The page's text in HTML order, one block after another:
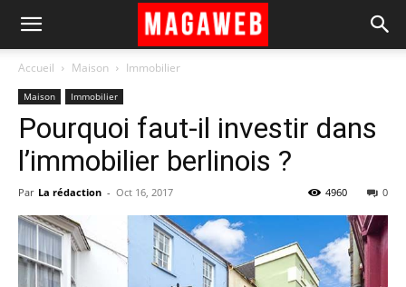
Accueil Maison Immobilier
Maison Immobilier
Pourquoi faut-il investir dans
l’immobilier berlinois ?
Par La rédaction - Oct 16, 2017 0
4960